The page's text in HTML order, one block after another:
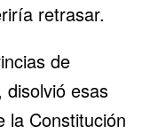
retrasar.
de
disolvió esas
la Constitución